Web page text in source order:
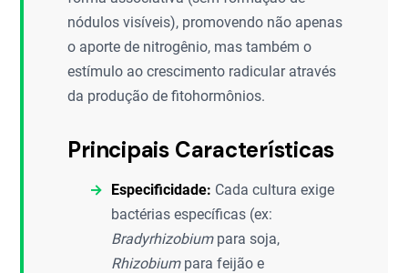
nódulos visíveis), promovendo não apenas
o aporte de nitrogênio, mas também o
estímulo ao crescimento radicular através
da produção de fitohormônios.
Principais Características
Especificidade: Cada cultura exige
bactérias específicas (ex:
Bradyrhizobiumpara soja,
Rhizobiumpara feijão e